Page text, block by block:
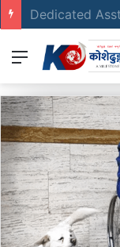
Emerging Film
Menu